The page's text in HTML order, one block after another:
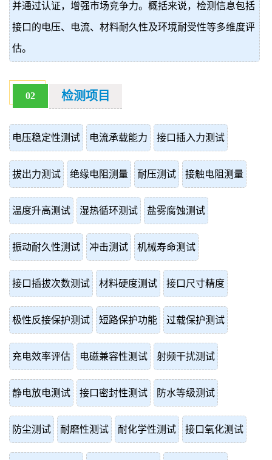
并通过认证，增强市场竞争力。概括来说，检测信息包括
接口的电压、电流、材料耐久性及环境耐受性等多维度评
估。
02 检测项目
电压稳定性测试 电流承载能力 接口插入力测试
拔出力测试 绝缘电阻测量 耐压测试 接触电阻测量
温度升高测试 湿热循环测试 盐雾腐蚀测试
振动耐久性测试 冲击测试 机械寿命测试
接口插拔次数测试 材料硬度测试 接口尺寸精度
极性反接保护测试 短路保护功能 过载保护测试
充电效率评估 电磁兼容性测试 射频干扰测试
静电放电测试 接口密封性测试 防水等级测试
防尘测试 耐磨性测试 耐化学性测试 接口氧化测试